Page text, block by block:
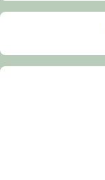
Imatge: